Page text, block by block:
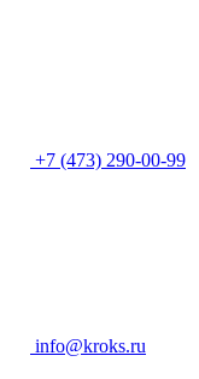
+7 (473) 290-00-99
info@kroks.ru